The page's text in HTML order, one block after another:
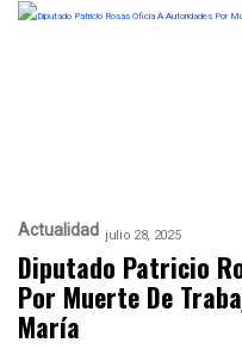
Actualidad julio 28, 2025
Diputado Patricio
Por Muerte De
María